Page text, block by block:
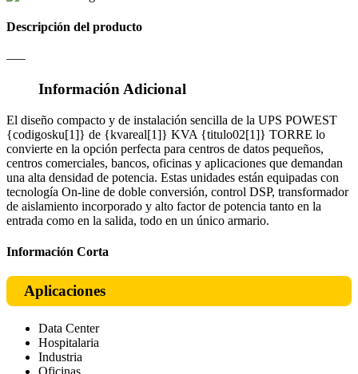
Descripción del producto
—–
Información Adicional
El diseño compacto y de instalación sencilla de la UPS POWEST
{codigosku[1]} de {kvareal[1]} KVA {titulo02[1]} TORRE lo
convierte en la opción perfecta para centros de datos pequeños,
centros comerciales, bancos, oficinas y aplicaciones que demandan
una alta densidad de potencia. Estas unidades están equipadas con
tecnología On-line de doble conversión, control DSP, transformador
de aislamiento incorporado y alto factor de potencia tanto en la
entrada como en la salida, todo en un único armario.
Información Corta
Aplicaciones
Data Center
Hospitalaria
Industria
Oficinas